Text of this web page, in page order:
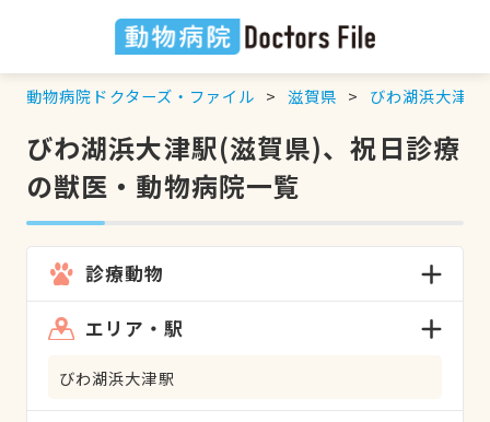
動物病院ドクターズ・ファイル 滋賀県 びわ湖浜大津駅
びわ湖浜大津駅(滋賀県)、祝日診療
の獣医・動物病院一覧
診療動物
エリア・駅
びわ湖浜大津駅